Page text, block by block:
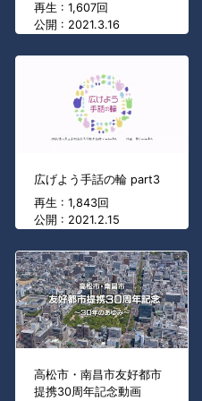
再生 : 1,607回
公開 : 2021.3.16
広げよう手話の輪 part3
再生 : 1,843回
公開 : 2021.2.15
高松市・南昌市友好都市
提携30周年記念動画